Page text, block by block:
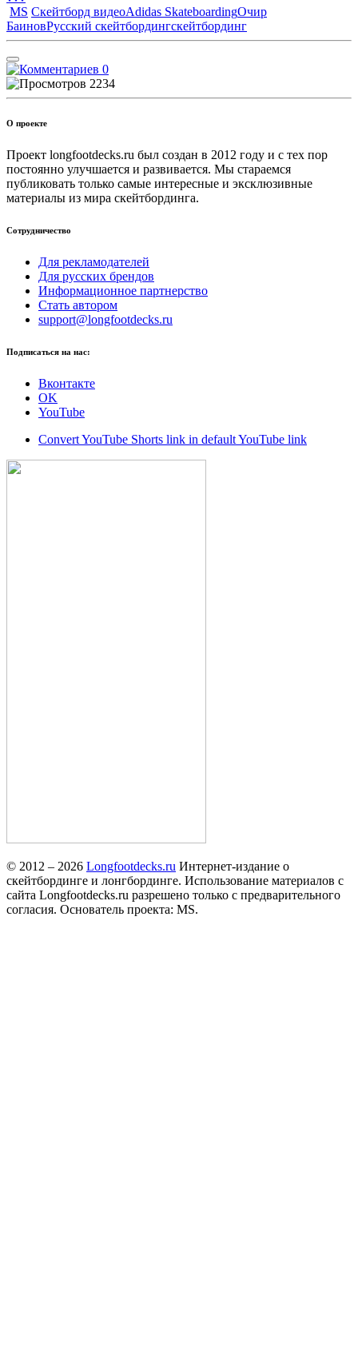
MS Скейтборд видеоAdidas SkateboardingОчир
БаиновРусский скейтбордингскейтбординг
0
2234
О проекте
Проект longfootdecks.ru был создан в 2012 году и с тех пор
постоянно улучшается и развивается. Мы стараемся
публиковать только самые интересные и эксклюзивные
материалы из мира скейтбординга.
Сотрудничество
Для рекламодателей
Для русских брендов
Информационное партнерство
Стать автором
support@longfootdecks.ru
Подписаться на нас:
Вконтакте
OK
YouTube
Convert YouTube Shorts link in default YouTube link
© 2012 – 2026 Longfootdecks.ru Интернет-издание о
скейтбординге и лонгбординге. Использование материалов с
сайта Longfootdecks.ru разрешено только с предварительного
согласия. Основатель проекта: MS.